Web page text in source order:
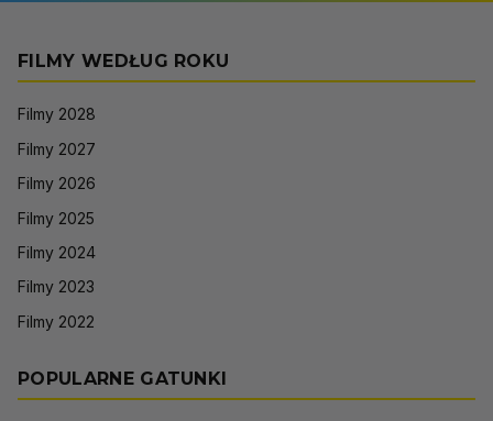
FILMY WEDŁUG ROKU
Filmy 2028
Filmy 2027
Filmy 2026
Filmy 2025
Filmy 2024
Filmy 2023
Filmy 2022
POPULARNE GATUNKI